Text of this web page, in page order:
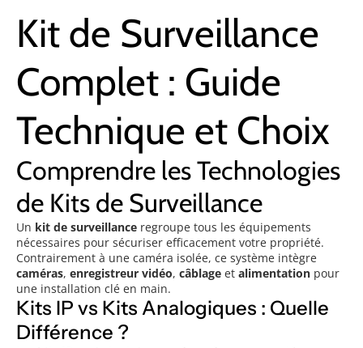
Kit de Surveillance
Complet : Guide
Technique et Choix
Comprendre les Technologies
de Kits de Surveillance
Un kit de surveillance regroupe tous les équipements
nécessaires pour sécuriser efficacement votre propriété.
Contrairement à une caméra isolée, ce système intègre
caméras, enregistreur vidéo, câblage et alimentation pour
une installation clé en main.
Kits IP vs Kits Analogiques : Quelle
Différence ?